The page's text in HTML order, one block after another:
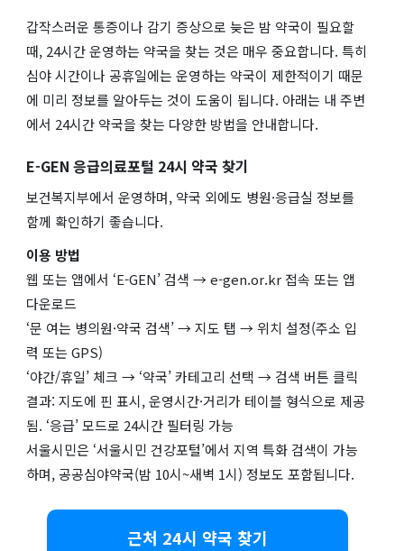
갑작스러운 통증이나 감기 증상으로 늦은 밤 약국이 필요할
때, 24시간 운영하는 약국을 찾는 것은 매우 중요합니다. 특히
심야 시간이나 공휴일에는 운영하는 약국이 제한적이기 때문
에 미리 정보를 알아두는 것이 도움이 됩니다. 아래는 내 주변
에서 24시간 약국을 찾는 다양한 방법을 안내합니다.
E-GEN 응급의료포털 24시 약국 찾기
보건복지부에서 운영하며, 약국 외에도 병원·응급실 정보를
함께 확인하기 좋습니다.
이용 방법
웹 또는 앱에서 ‘E-GEN’ 검색 → e-gen.or.kr 접속 또는 앱
다운로드
‘문 여는 병의원·약국 검색’ → 지도 탭 → 위치 설정(주소 입
력 또는 GPS)
‘야간/휴일’ 체크 → ‘약국’ 카테고리 선택 → 검색 버튼 클릭
결과: 지도에 핀 표시, 운영시간·거리가 테이블 형식으로 제공
됨. ‘응급’ 모드로 24시간 필터링 가능
서울시민은 ‘서울시민 건강포털’에서 지역 특화 검색이 가능
하며, 공공심야약국(밤 10시~새벽 1시) 정보도 포함됩니다.
근처 24시 약국 찾기